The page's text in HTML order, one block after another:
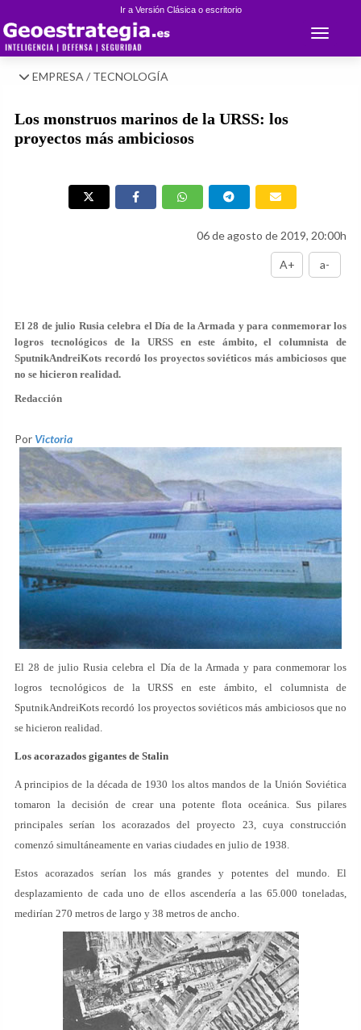
Ir a Versión Clásica o escritorio
Toggle
EMPRESA / TECNOLOGÍA
Los monstruos marinos de la URSS: los
proyectos más ambiciosos
06 de agosto de 2019, 20:00h
A+ a-
El 28 de julio Rusia celebra el Día de la Armada y para conmemorar los
logros tecnológicos de la URSS en este ámbito, el columnista de
SputnikAndreiKots recordó los proyectos soviéticos más ambiciosos que
no se hicieron realidad.
Redacción
Por Victoria
El 28 de julio Rusia celebra el Día de la Armada y para conmemorar los
logros tecnológicos de la URSS en este ámbito, el columnista de
SputnikAndreiKots recordó los proyectos soviéticos más ambiciosos que no
se hicieron realidad.
Los acorazados gigantes de Stalin
A principios de la década de 1930 los altos mandos de la Unión Soviética
tomaron la decisión de crear una potente flota oceánica. Sus pilares
principales serían los acorazados del proyecto 23, cuya construcción
comenzó simultáneamente en varias ciudades en julio de 1938.
Estos acorazados serían los más grandes y potentes del mundo. El
desplazamiento de cada uno de ellos ascendería a las 65.000 toneladas,
medirían 270 metros de largo y 38 metros de ancho.